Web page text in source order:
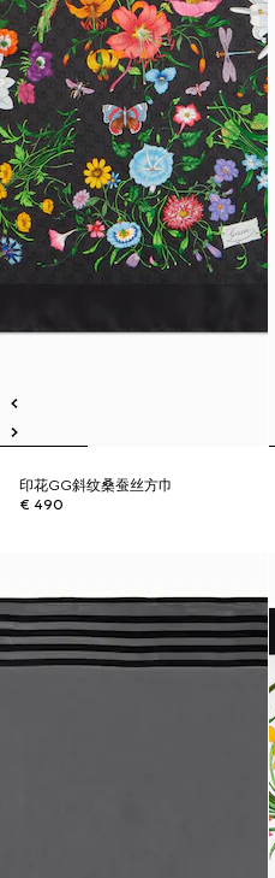
印花GG斜纹桑蚕丝方巾
€ 490